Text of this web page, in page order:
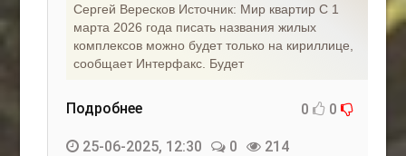
Сергей Вересков Источник: Мир квартир С 1
марта 2026 года писать названия жилых
комплексов можно будет только на кириллице,
сообщает Интерфакс. Будет
Подробнее 0 0
25-06-2025, 12:30 0 214